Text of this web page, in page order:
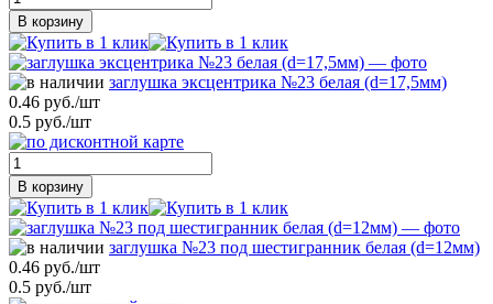
В корзину
заглушка эксцентрика №23 белая (d=17,5мм)
0.46 руб./шт
0.5 руб./шт
В корзину
заглушка №23 под шестигранник белая (d=12мм)
0.46 руб./шт
0.5 руб./шт